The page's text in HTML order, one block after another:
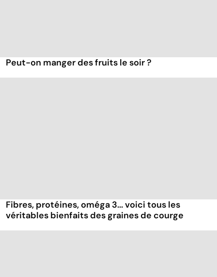
Peut-on manger des fruits le soir ?
Fibres, protéines, oméga 3... voici tous les
véritables bienfaits des graines de courge